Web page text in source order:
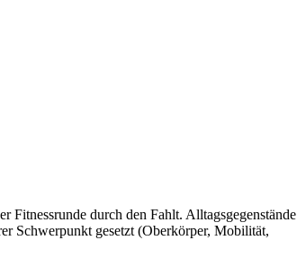
Fitnessrunde durch den Fahlt. Alltagsgegenstände
Schwerpunkt gesetzt (Oberkörper, Mobilität,